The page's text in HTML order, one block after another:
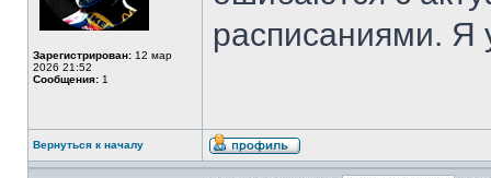
Зарегистрирован: 12 мар
2026 21:52
Сообщения: 1
расписаниями. Я
Вернуться к началу